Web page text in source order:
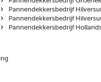
› Pannendekkersbedrijf
› Pannendekkersbedrijf
› Pannendekkersbedrijf